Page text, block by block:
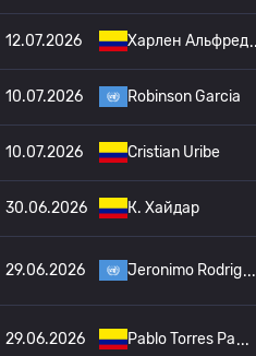
12.07.2026 Харлен Альфред
10.07.2026 Robinson Garcia
10.07.2026 Cristian Uribe
30.06.2026 К. Хайдар
29.06.2026 Jeronimo Rodrig
29.06.2026 Pablo Torres Pa